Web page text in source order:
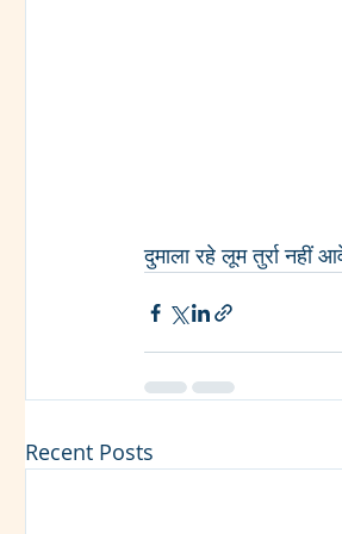
दुमाला रहे लूम तुर्रा नहीं
Recent Posts